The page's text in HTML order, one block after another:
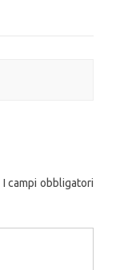
I campi obbligatori